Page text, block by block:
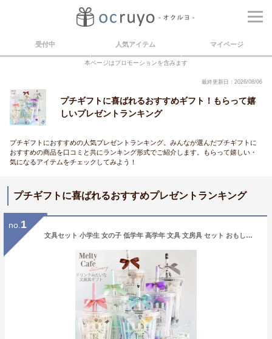
受付中 人気アイテム マイページ
本ページはプロモーションを含みます
最終更新日：2026/08/06
プチギフトに喜ばれるおすすめギフト！もらって嬉
しいプレゼントランキング
プチギフトにおすすめの人気プレゼントランキング。みんなが選んだプチギフトに
おすすめの商品を口コミと共にランキング形式でご紹介します。もらって嬉しい・
気になるアイテムをチェックしてみよう！
プチギフトに喜ばれるおすすめプレゼントランキング
no. 1
文具セット 小学生 女の子 低学年 高学年 文具 文房具 セット おもしろ 大量 子供会 イベント 景品 ビンゴ くじ引き 詰め合わせ 発表会 1000 円 子供 子ども こども 女子 プチギフト ギフト プレゼント 誕生日 お菓子 縁日 夏祭り 韓国 卒園 タピオカ 学童 塾 クリスマス